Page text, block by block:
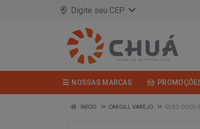
Digite seu CEP
NOSSAS MARCAS
INÍCIO CARGILL VAREJO OLEO COCO